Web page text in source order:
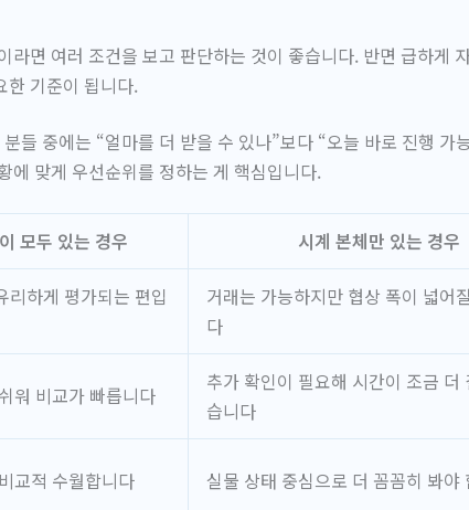
라면 여러 조건을 보고 판단하는 것이 좋습니다. 반면 급하게
한 기준이 됩니다.
들 중에는 “얼마를 더 받을 수 있나”보다 “오늘 바로 진행 가
에 맞게 우선순위를 정하는 게 핵심입니다.
모두 있는 경우 시계 본체만 있는 경우
리하게 평가되는 편입
거래는 가능하지만 협상 폭이 넓어
다
워 비교가 빠릅니다
추가 확인이 필요해 시간이 조금 더
습니다
교적 수월합니다 실물 상태 중심으로 더 꼼꼼히 봐야